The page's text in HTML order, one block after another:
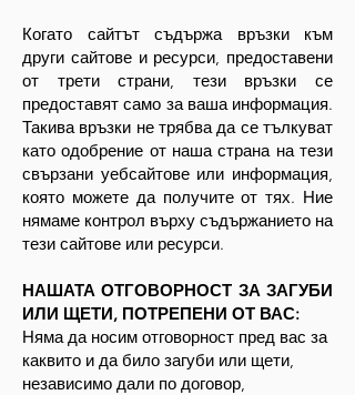
Когато сайтът съдържа връзки към
други сайтове и ресурси, предоставени
от трети страни, тези връзки се
предоставят само за ваша информация.
Такива връзки не трябва да се тълкуват
като одобрение от наша страна на тези
свързани уебсайтове или информация,
която можете да получите от тях. Ние
нямаме контрол върху съдържанието на
тези сайтове или ресурси.
НАШАТА ОТГОВОРНОСТ ЗА ЗАГУБИ
ИЛИ ЩЕТИ, ПОТРЕПЕНИ ОТ ВАС:
​Няма да носим отговорност пред вас за
каквито и да било загуби или щети,
независимо дали по договор,